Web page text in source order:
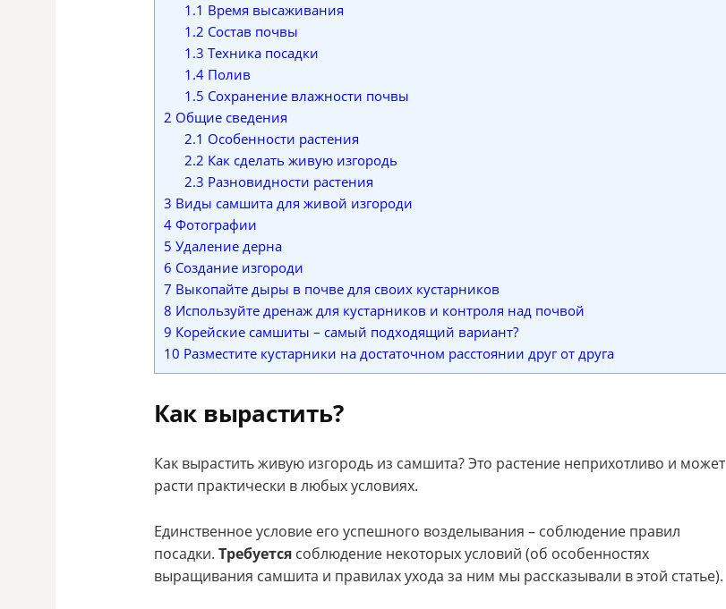
1.1 Время высаживания
1.2 Состав почвы
1.3 Техника посадки
1.4Полив
1.5 Сохранение влажности почвы
2 Общие сведения
2.1 Особенности растения
2.2 Как сделать живую изгородь
2.3 Разновидности растения
3 Виды самшита для живой изгороди
4 Фотографии
5 Удаление дерна
6 Создание изгороди
7 Выкопайте дыры в почве для своих кустарников
8 Используйте дренаж для кустарников и контроля над почвой
9 Корейские самшиты – самый подходящий вариант?
10 Разместите кустарники на достаточном расстоянии друг от друга
Как вырастить?
Как вырастить живую изгородь из самшита? Это растение неприхотливо и может
расти практически в любых условиях.
Единственное условие его успешного возделывания – соблюдение правил
посадки. Требуется соблюдение некоторых условий (об особенностях
выращивания самшита и правилах ухода за ним мы рассказывали в этой статье).